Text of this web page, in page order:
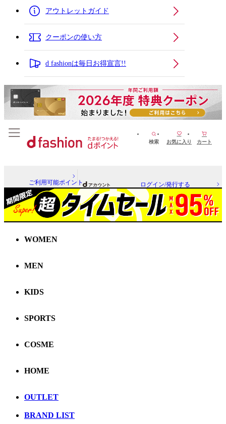
アウトレットガイド
クーポンの使い方
d fashionは毎日お得宣言!!
検索 お気に入り カート
ご利用可能ポイント ログイン/発行する
WOMEN
MEN
KIDS
SPORTS
COSME
HOME
OUTLET
BRAND LIST